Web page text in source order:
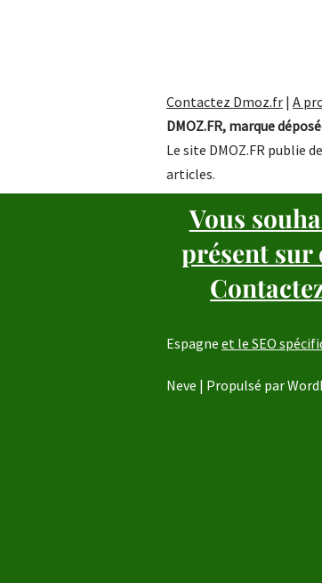
Contactez Dmoz.fr | A
DMOZ.FR, marque
Le site DMOZ.FR publie
articles.
Vous
présent sur
Espagne et le SEO
Neve | Propulsé par